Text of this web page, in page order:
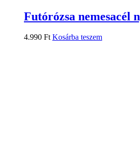
Futórózsa nemesacél
4.990 Ft Kosárba teszem